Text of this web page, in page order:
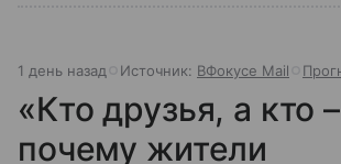
1 день назад Источник: ВФокусе Mail
«Кто друзья, а кто
почему жители